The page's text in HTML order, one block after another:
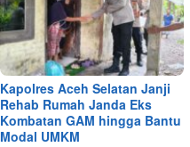
Kapolres Aceh Selatan Janji
Rehab Rumah Janda Eks
Kombatan GAM hingga Bantu
Modal UMKM